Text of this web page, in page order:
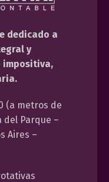
dedicado a
y
impositiva,
(a metros de
del Parque –
Aires –